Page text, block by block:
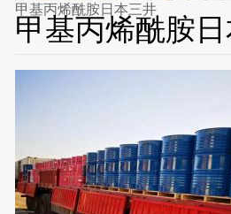
甲基丙烯酰胺日本三井
甲基丙烯酰胺